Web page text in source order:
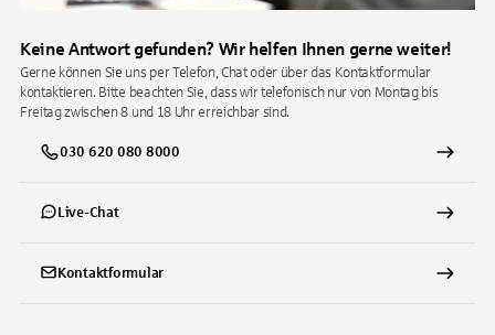
Keine Antwort gefunden? Wir helfen Ihnen gerne weiter!
Gerne können Sie uns per Telefon, Chat oder über das Kontaktformular
kontaktieren. Bitte beachten Sie, dass wir telefonisch nur von Montag bis
Freitag zwischen 8 und 18 Uhr erreichbar sind.
030 620 080 8000
Live-Chat
Kontaktformular